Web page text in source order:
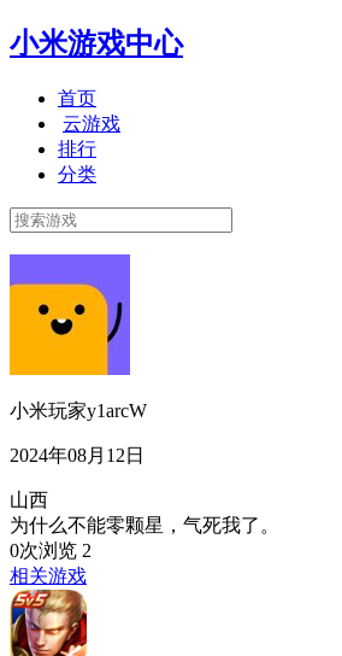
小米游戏中心
首页
云游戏
排行
分类
小米玩家y1arcW
2024年08月12日
山西
为什么不能零颗星，气死我了。
0次浏览 2
相关游戏